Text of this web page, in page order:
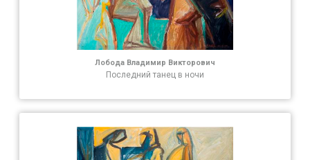
Лобода Владимир Викторович
Последний танец в ночи